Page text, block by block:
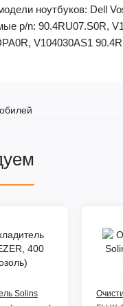
ноутбуков: Dell
p/n: 90.4RU07.S0R,
V104030AS1
Solins